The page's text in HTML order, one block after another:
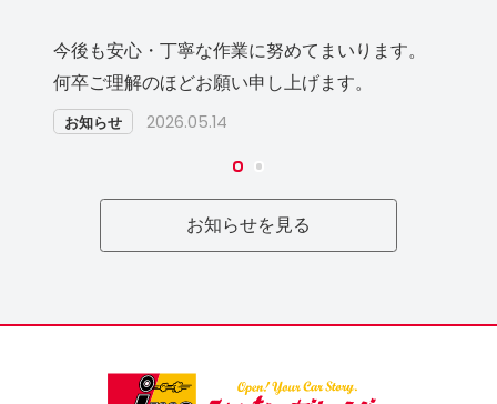
今後も安心・丁寧な作業に努めてまいります。
何卒ご理解のほどお願い申し上げます。
お知らせ 2026.05.14
お知らせを見る